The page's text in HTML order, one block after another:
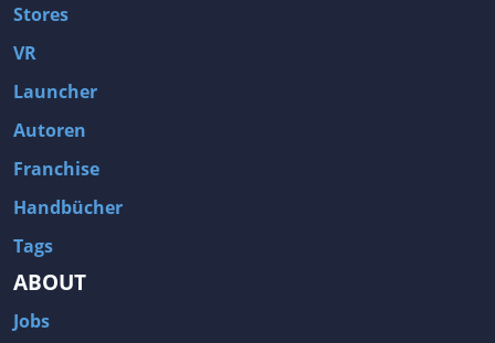
Stores
VR
Launcher
Autoren
Franchise
Handbücher
Tags
ABOUT
Jobs